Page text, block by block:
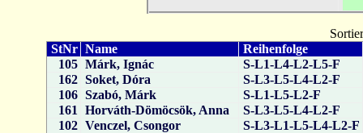
StNr Name
Reihenfolge
105 Márk, Ignác
S-L1-L4-L2-L5-F
162 Soket, Dóra
S-L3-L5-L4-L2-F
106 Szabó, Márk
S-L1-L5-L2-F
161
Horváth-Dömöcsök, Anna
S-L3-L5-L4-L2-F
102 Venczel, Csongor
S-L3-L1-L5-L4-L2-F